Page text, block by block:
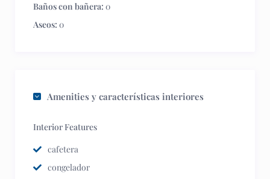
Baños con bañera: 0
Aseos: 0
Amenities y características interiores
Interior Features
cafetera
congelador